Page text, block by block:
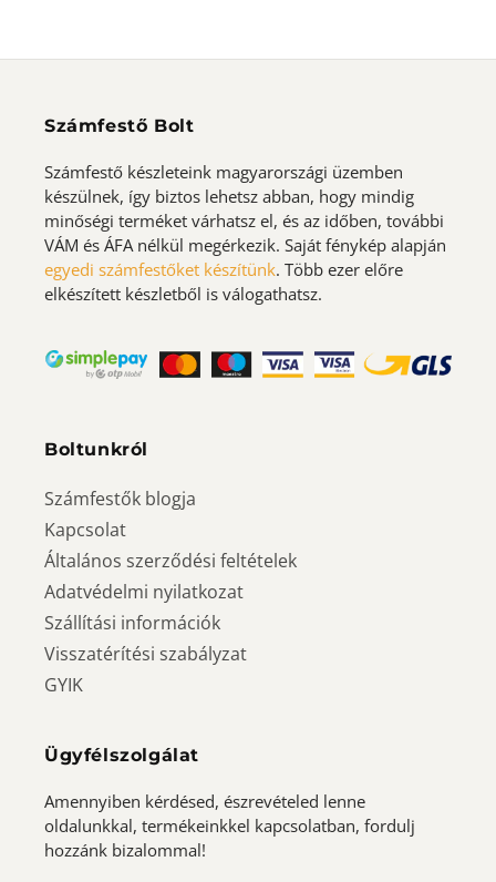
Számfestő Bolt
Számfestő készleteink magyarországi üzemben
készülnek, így biztos lehetsz abban, hogy mindig
minőségi terméket várhatsz el, és az időben, további
VÁM és ÁFA nélkül megérkezik. Saját fénykép alapján
egyedi számfestőket készítünk. Több ezer előre
elkészített készletből is válogathatsz.
Boltunkról
Számfestők blogja
Kapcsolat
Általános szerződési feltételek
Adatvédelmi nyilatkozat
Szállítási információk
Visszatérítési szabályzat
GYIK
Ügyfélszolgálat
Amennyiben kérdésed, észrevételed lenne
oldalunkkal, termékeinkkel kapcsolatban, fordulj
hozzánk bizalommal!